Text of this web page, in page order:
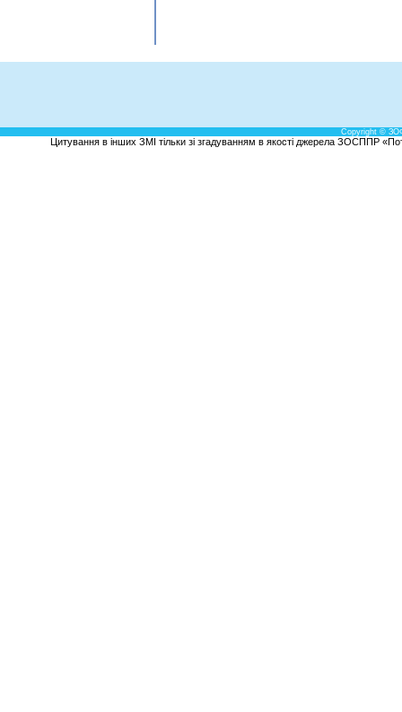
Copyright ©
Цитування в інших ЗМІ тільки зі згадуванням в якості джерела ЗОСППР